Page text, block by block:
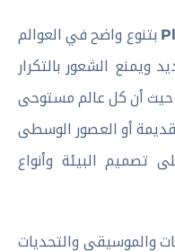
بتنوع واضح في العوالم
ويمنع الشعور بالتكرار
حيث أن كل عالم مستوحى
أو العصور الوسطى
تصميم البيئة وأنواع
والموسيقى والتحديات